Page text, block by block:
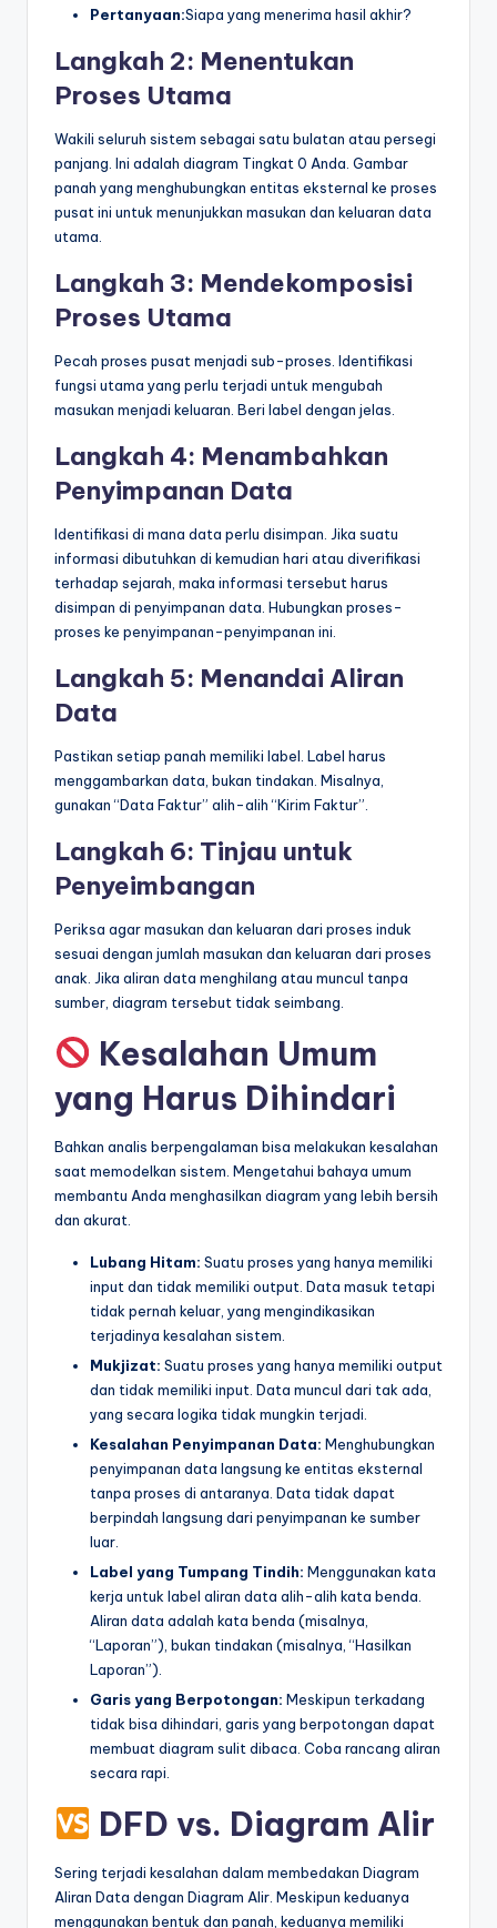
Pertanyaan:Siapa yang menerima hasil akhir?
Langkah 2: Menentukan
Proses Utama
Wakili seluruh sistem sebagai satu bulatan atau persegi
panjang. Ini adalah diagram Tingkat 0 Anda. Gambar
panah yang menghubungkan entitas eksternal ke proses
pusat ini untuk menunjukkan masukan dan keluaran data
utama.
Langkah 3: Mendekomposisi
Proses Utama
Pecah proses pusat menjadi sub-proses. Identifikasi
fungsi utama yang perlu terjadi untuk mengubah
masukan menjadi keluaran. Beri label dengan jelas.
Langkah 4: Menambahkan
Penyimpanan Data
Identifikasi di mana data perlu disimpan. Jika suatu
informasi dibutuhkan di kemudian hari atau diverifikasi
terhadap sejarah, maka informasi tersebut harus
disimpan di penyimpanan data. Hubungkan proses-
proses ke penyimpanan-penyimpanan ini.
Langkah 5: Menandai Aliran
Data
Pastikan setiap panah memiliki label. Label harus
menggambarkan data, bukan tindakan. Misalnya,
gunakan “Data Faktur” alih-alih “Kirim Faktur”.
Langkah 6: Tinjau untuk
Penyeimbangan
Periksa agar masukan dan keluaran dari proses induk
sesuai dengan jumlah masukan dan keluaran dari proses
anak. Jika aliran data menghilang atau muncul tanpa
sumber, diagram tersebut tidak seimbang.
Kesalahan Umum
yang Harus Dihindari
Bahkan analis berpengalaman bisa melakukan kesalahan
saat memodelkan sistem. Mengetahui bahaya umum
membantu Anda menghasilkan diagram yang lebih bersih
dan akurat.
Lubang Hitam: Suatu proses yang hanya memiliki
input dan tidak memiliki output. Data masuk tetapi
tidak pernah keluar, yang mengindikasikan
terjadinya kesalahan sistem.
Mukjizat: Suatu proses yang hanya memiliki output
dan tidak memiliki input. Data muncul dari tak ada,
yang secara logika tidak mungkin terjadi.
Kesalahan Penyimpanan Data: Menghubungkan
penyimpanan data langsung ke entitas eksternal
tanpa proses di antaranya. Data tidak dapat
berpindah langsung dari penyimpanan ke sumber
luar.
Label yang Tumpang Tindih: Menggunakan kata
kerja untuk label aliran data alih-alih kata benda.
Aliran data adalah kata benda (misalnya,
“Laporan”), bukan tindakan (misalnya, “Hasilkan
Laporan”).
Garis yang Berpotongan: Meskipun terkadang
tidak bisa dihindari, garis yang berpotongan dapat
membuat diagram sulit dibaca. Coba rancang aliran
secara rapi.
DFD vs. Diagram Alir
Sering terjadi kesalahan dalam membedakan Diagram
Aliran Data dengan Diagram Alir. Meskipun keduanya
menggunakan bentuk dan panah, keduanya memiliki